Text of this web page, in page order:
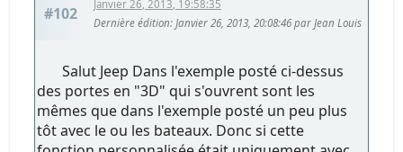
#102
Janvier 26, 2013, 19:58:35
Dernière édition: Janvier 26, 2013, 20:08:46 par Jean Louis
Salut Jeep Dans l'exemple posté ci-dessus
des portes en "3D" qui s'ouvrent sont les
mêmes que dans l'exemple posté un peu plus
tôt avec le ou les bateaux. Donc si cette